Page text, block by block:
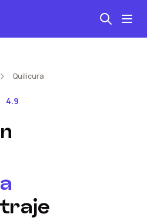
Quilicura
4.9